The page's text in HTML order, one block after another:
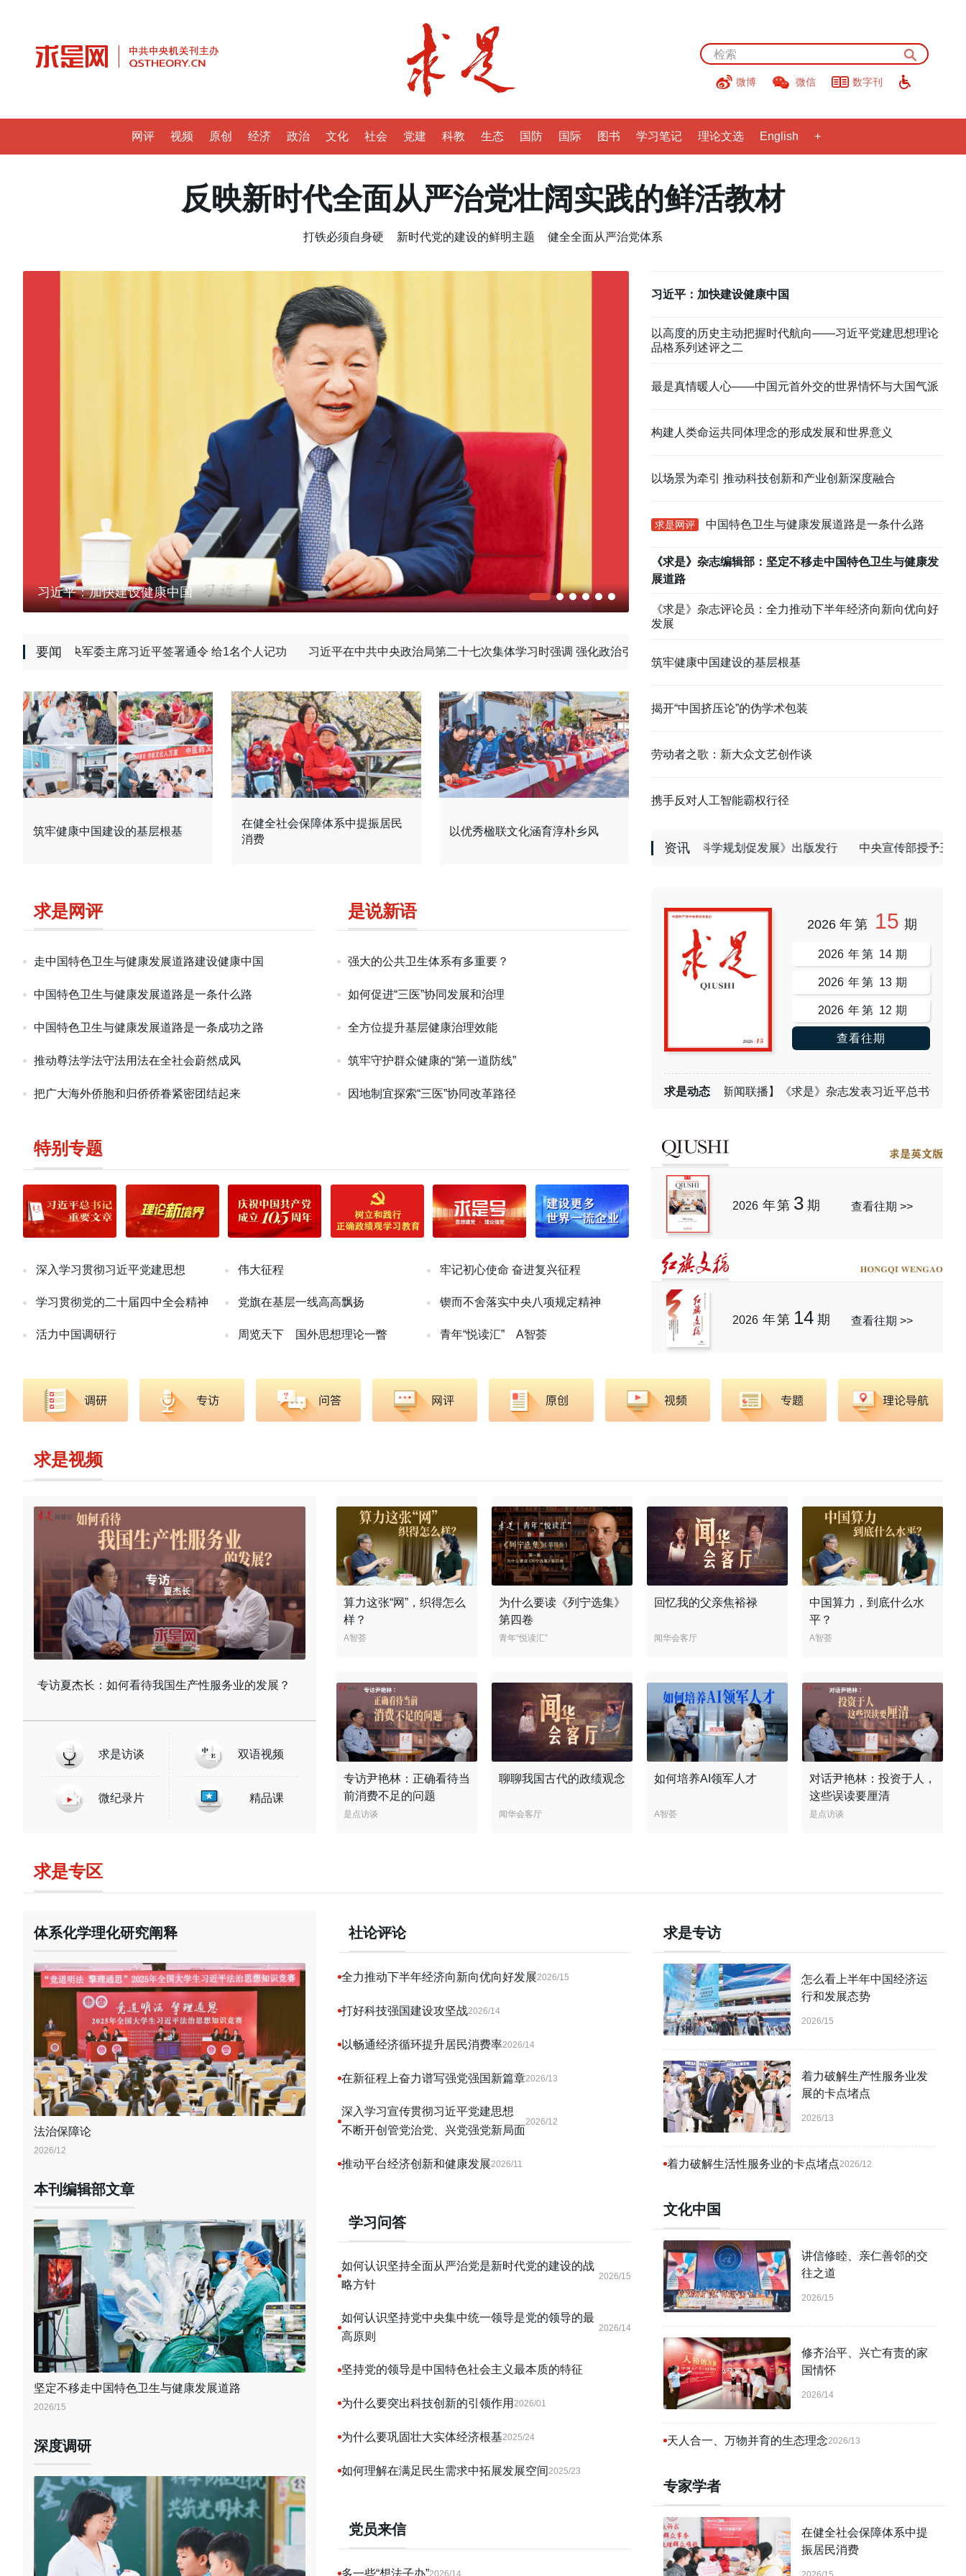
微博 微信 数字刊
网评 视频 原创 经济 政治 文化 社会 党建 科教 生态 国防 国际 图书 学习笔记 理论文选 English +
反映新时代全面从严治党壮阔实践的鲜活教材
打铁必须自身硬 新时代党的建设的鲜明主题 健全全面从严治党体系
习近平：加快建设健康中国
要闻
中央军委主席习近平签署通令 给1名个人记功 习近平在中共中央政治局第二十七次集体学习时强调 强化政治引领 深化创新发展 高质量推进国防和军队现代化
筑牢健康中国建设的基层根基
在健全社会保障体系中提振居民
消费
以优秀楹联文化涵育淳朴乡风
习近平：加快建设健康中国
以高度的历史主动把握时代航向——习近平党建思想理论
品格系列述评之二
最是真情暖人心——中国元首外交的世界情怀与大国气派
构建人类命运共同体理念的形成发展和世界意义
以场景为牵引 推动科技创新和产业创新深度融合
求是网评 中国特色卫生与健康发展道路是一条什么路
《求是》杂志编辑部：坚定不移走中国特色卫生与健康发
展道路
《求是》杂志评论员：全力推动下半年经济向新向优向好
发展
筑牢健康中国建设的基层根基
揭开“中国挤压论”的伪学术包装
劳动者之歌：新大众文艺创作谈
携手反对人工智能霸权行径
资讯
《科学规划促发展》出版发行 中央宣传部授予王戟同志“
求是网评
走中国特色卫生与健康发展道路建设健康中国
中国特色卫生与健康发展道路是一条什么路
中国特色卫生与健康发展道路是一条成功之路
推动尊法学法守法用法在全社会蔚然成风
把广大海外侨胞和归侨侨眷紧密团结起来
是说新语
强大的公共卫生体系有多重要？
如何促进“三医”协同发展和治理
全方位提升基层健康治理效能
筑牢守护群众健康的“第一道防线”
因地制宜探索“三医”协同改革路径
2026 年第 15 期
2026 年第 14 期
2026 年第 13 期
2026 年第 12 期
查看往期
求是动态【新闻联播】《求是》杂志发表习近平总书记重要文
特别专题
深入学习贯彻习近平党建思想 伟大征程 牢记初心使命 奋进复兴征程
学习贯彻党的二十届四中全会精神 党旗在基层一线高高飘扬 锲而不舍落实中央八项规定精神
活力中国调研行 周览天下 国外思想理论一瞥 青年“悦读汇” A智荟
2026 年第 3 期 查看往期 >>
2026 年第 14 期 查看往期 >>
求是视频
专访夏杰长：如何看待我国生产性服务业的发展？
求是访谈
微纪录片
双语视频
精品课
算力这张“网”，织得怎么
样？
A智荟
为什么要读《列宁选集》
第四卷
青年“悦读汇”
回忆我的父亲焦裕禄
闻华会客厅
中国算力，到底什么水
平？
A智荟
专访尹艳林：正确看待当
前消费不足的问题
是点访谈
聊聊我国古代的政绩观念
闻华会客厅
如何培养AI领军人才
A智荟
对话尹艳林：投资于人，
这些误读要厘清
是点访谈
求是专区
体系化学理化研究阐释
法治保障论
2026/12
本刊编辑部文章
坚定不移走中国特色卫生与健康发展道路
2026/15
深度调研
社论评论
全力推动下半年经济向新向优向好发展2026/15
打好科技强国建设攻坚战2026/14
以畅通经济循环提升居民消费率2026/14
在新征程上奋力谱写强党强国新篇章2026/13
深入学习宣传贯彻习近平党建思想
不断开创管党治党、兴党强党新局面
2026/12
推动平台经济创新和健康发展2026/11
学习问答
如何认识坚持全面从严治党是新时代党的建设的战
略方针
2026/15
如何认识坚持党中央集中统一领导是党的领导的最
高原则
2026/14
坚持党的领导是中国特色社会主义最本质的特征
为什么要突出科技创新的引领作用 2026/01
为什么要巩固壮大实体经济根基2025/24
如何理解在满足民生需求中拓展发展空间2025/23
党员来信
多一些“想法子办”
求是专访
怎么看上半年中国经济运
行和发展态势
2026/15
着力破解生产性服务业发
展的卡点堵点
2026/13
着力破解生活性服务业的卡点堵点2026/12
文化中国
讲信修睦、亲仁善邻的交
往之道
2026/15
修齐治平、兴亡有责的家
国情怀
2026/14
天人合一、万物并育的生态理念2026/13
专家学者
在健全社会保障体系中提
振居民消费